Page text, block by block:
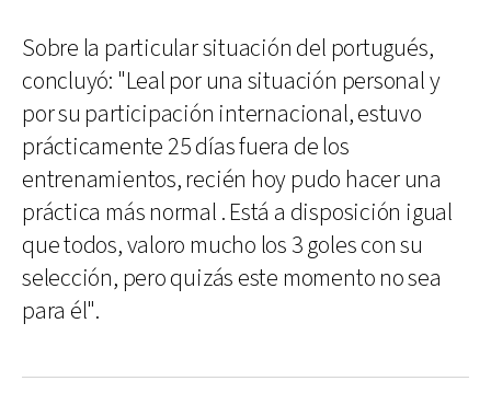
Sobre la particular situación del portugués,
concluyó: "Leal por una situación personal y
por su participación internacional, estuvo
prácticamente 25 días fuera de los
entrenamientos, recién hoy pudo hacer una
práctica más normal . Está a disposición igual
que todos, valoro mucho los 3 goles con su
selección, pero quizás este momento no sea
para él".